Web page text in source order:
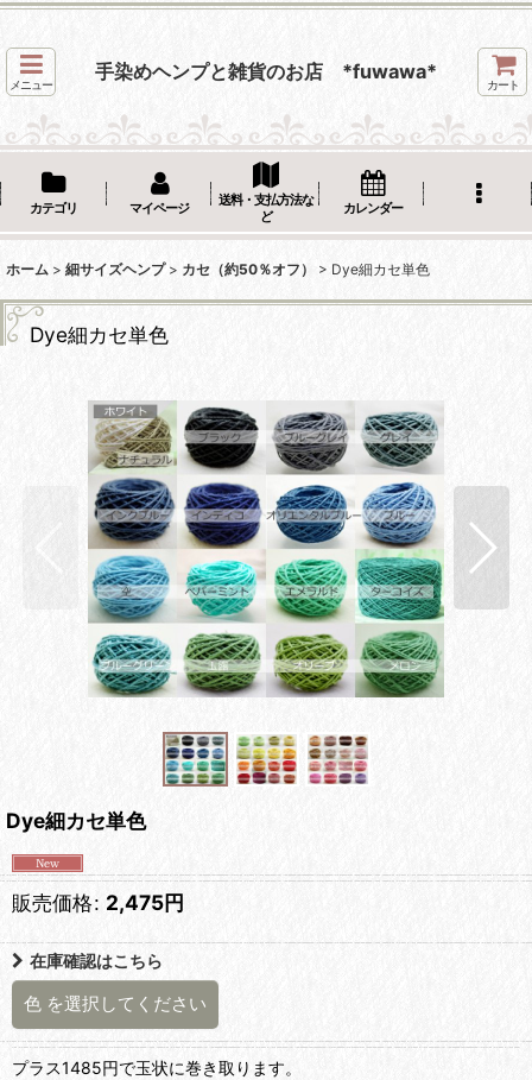
メニュー
手染めヘンプと雑貨のお店 *fuwawa*
カート
カテゴリ マイページ
送料・支払方法な
ど
カレンダー
ホーム > 細サイズヘンプ > カセ（約50％オフ） > Dye細カセ単色
Dye細カセ単色
Dye細カセ単色
販売価格: 2,475円
在庫確認はこちら
色 を選択してください
プラス1485円で玉状に巻き取ります。